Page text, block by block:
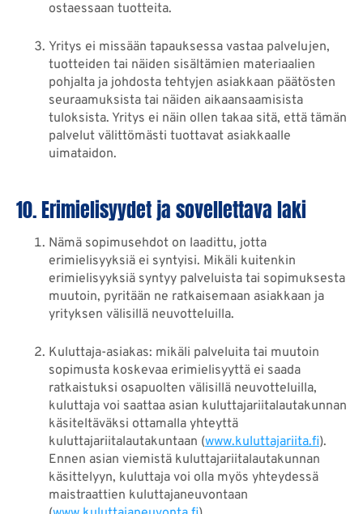
ostaessaan tuotteita.
Yritys ei missään tapauksessa vastaa palvelujen,
tuotteiden tai näiden sisältämien materiaalien
pohjalta ja johdosta tehtyjen asiakkaan päätösten
seuraamuksista tai näiden aikaansaamisista
tuloksista. Yritys ei näin ollen takaa sitä, että tämän
palvelut välittömästi tuottavat asiakkaalle
uimataidon.
10. Erimielisyydet ja sovellettava laki
Nämä sopimusehdot on laadittu, jotta
erimielisyyksiä ei syntyisi. Mikäli kuitenkin
erimielisyyksiä syntyy palveluista tai sopimuksesta
muutoin, pyritään ne ratkaisemaan asiakkaan ja
yrityksen välisillä neuvotteluilla.
Kuluttaja-asiakas: mikäli palveluita tai muutoin
sopimusta koskevaa erimielisyyttä ei saada
ratkaistuksi osapuolten välisillä neuvotteluilla,
kuluttaja voi saattaa asian kuluttajariitalautakunnan
käsiteltäväksi ottamalla yhteyttä
kuluttajariitalautakuntaan (www.kuluttajariita.fi).
Ennen asian viemistä kuluttajariitalautakunnan
käsittelyyn, kuluttaja voi olla myös yhteydessä
maistraattien kuluttajaneuvontaan